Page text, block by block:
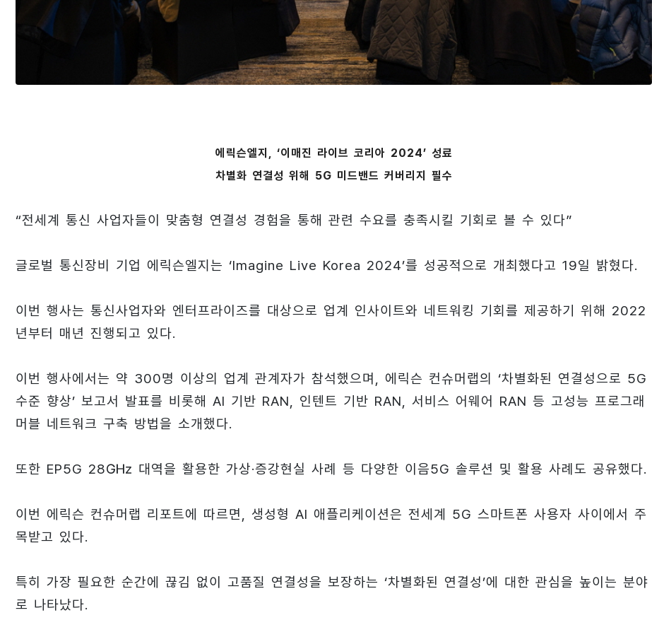
에릭슨엘지, ‘이매진 라이브 코리아 2024’ 성료
차별화 연결성 위해 5G 미드밴드 커버리지 필수
“전세계 통신 사업자들이 맞춤형 연결성 경험을 통해 관련 수요를 충족시킬 기회로 볼 수 있다”
글로벌 통신장비 기업 에릭슨엘지는 ‘Imagine Live Korea 2024’를 성공적으로 개최했다고 19일 밝혔다.
이번 행사는 통신사업자와 엔터프라이즈를 대상으로 업계 인사이트와 네트워킹 기회를 제공하기 위해 2022
년부터 매년 진행되고 있다.
이번 행사에서는 약 300명 이상의 업계 관계자가 참석했으며, 에릭슨 컨슈머랩의 ‘차별화된 연결성으로 5G
수준 향상’ 보고서 발표를 비롯해 AI 기반 RAN, 인텐트 기반 RAN, 서비스 어웨어 RAN 등 고성능 프로그래
머블 네트워크 구축 방법을 소개했다.
또한 EP5G 28㎓ 대역을 활용한 가상·증강현실 사례 등 다양한 이음5G 솔루션 및 활용 사례도 공유했다.
이번 에릭슨 컨슈머랩 리포트에 따르면, 생성형 AI 애플리케이션은 전세계 5G 스마트폰 사용자 사이에서 주
목받고 있다.
특히 가장 필요한 순간에 끊김 없이 고품질 연결성을 보장하는 ‘차별화된 연결성’에 대한 관심을 높이는 분야
로 나타났다.